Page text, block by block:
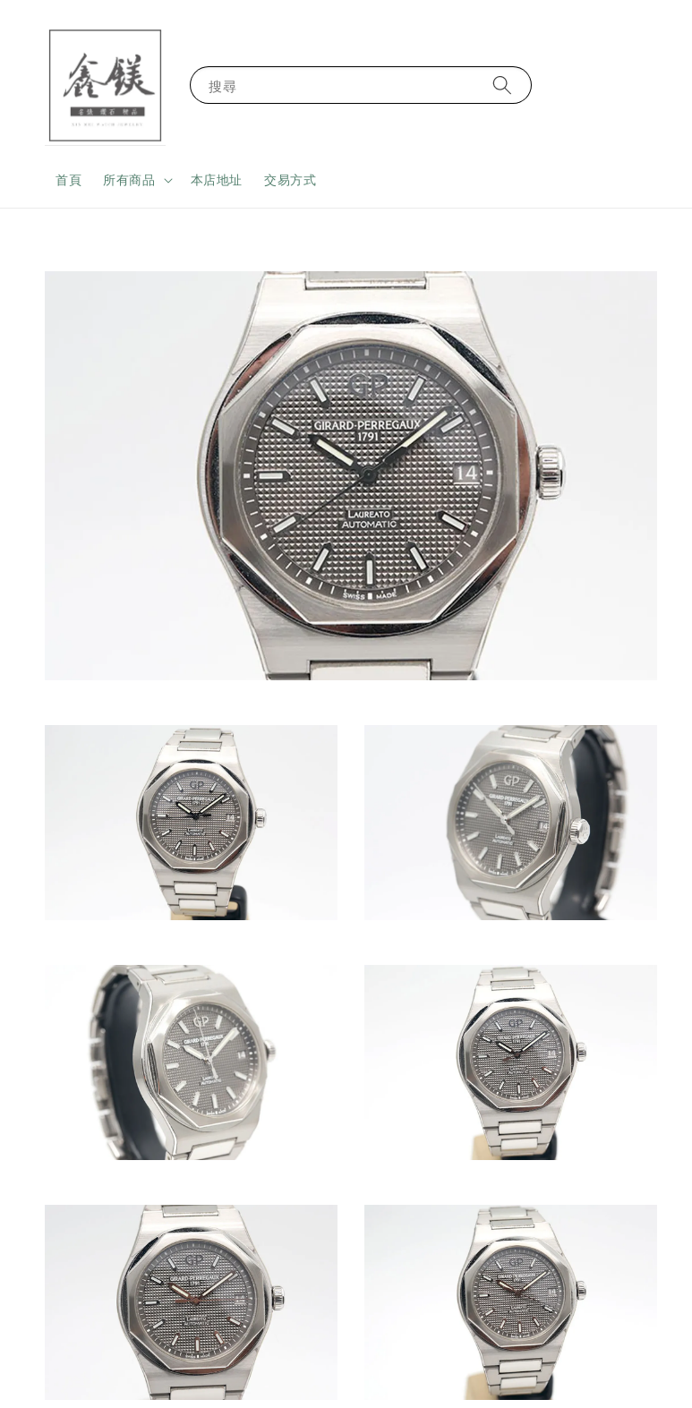
搜尋
首頁 所有商品 本店地址 交易方式